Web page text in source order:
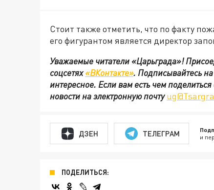
Стоит также отметить, что по факту
его фигурантом является директор
Уважаемые читатели «Царьграда»!
соцсетях«ВКонтакте». Подписывайтесь
интересное. Если вам есть чем
новости на электронную почту
ДЗЕН ТЕЛЕГРАМ и
ПОДЕЛИТЬСЯ: